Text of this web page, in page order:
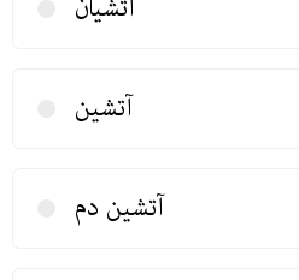
آتشیان
آتشین
آتشین دم